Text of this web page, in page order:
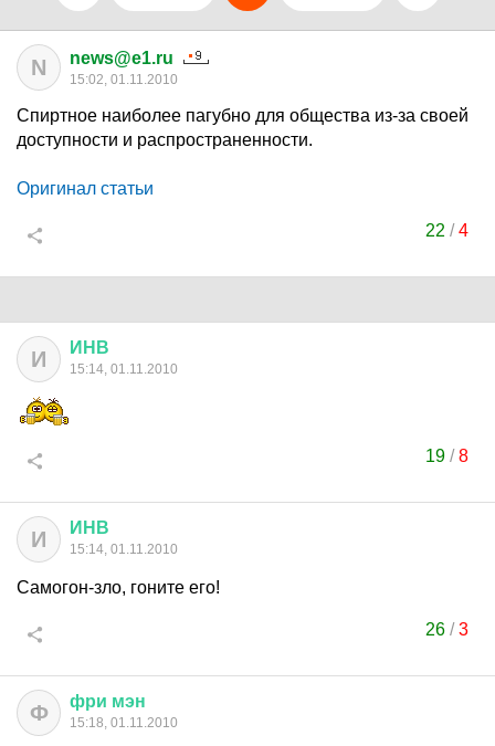
N news@e1.ru
15:02, 01.11.2010
Спиртное наиболее пагубно для общества из-за своей
доступности и распространенности.
Оригинал статьи
22 /4
И ИНВ
15:14, 01.11.2010
19 /8
И ИНВ
15:14, 01.11.2010
Самогон-зло, гоните его!
26 /3
Ф фри мэн
15:18, 01.11.2010